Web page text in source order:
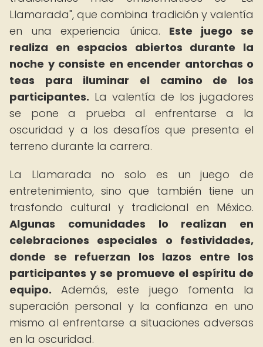
Llamarada", que combina tradición y valentía
en una experiencia única. Este juego se
realiza en espacios abiertos durante la
noche y consiste en encender antorchas o
teas para iluminar el camino de los
participantes. La valentía de los jugadores
se pone a prueba al enfrentarse a la
oscuridad y a los desafíos que presenta el
terreno durante la carrera.
La Llamarada no solo es un juego de
entretenimiento, sino que también tiene un
trasfondo cultural y tradicional en México.
Algunas comunidades lo realizan en
celebraciones especiales o festividades,
donde se refuerzan los lazos entre los
participantes y se promueve el espíritu de
equipo. Además, este juego fomenta la
superación personal y la confianza en uno
mismo al enfrentarse a situaciones adversas
en la oscuridad.